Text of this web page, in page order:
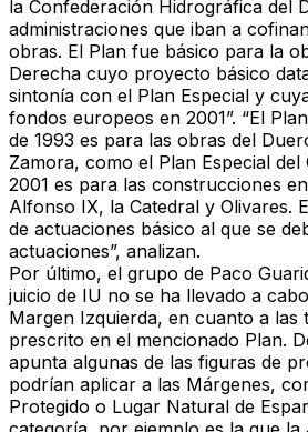
la Confederación Hidrográfica del
administraciones que iban a
obras. El Plan fue básico para la
Derecha cuyo proyecto básico
sintonía con el Plan Especial y
fondos europeos en 2001”. “El
de 1993 es para las obras del
Zamora, como el Plan Especial
2001 es para las construcciones
Alfonso IX, la Catedral y Olivares.
de actuaciones básico al que se
actuaciones”, analizan.
Por último, el grupo de Paco
juicio de IU no se ha llevado a
Margen Izquierda, en cuanto a las
prescrito en el mencionado Plan.
apunta algunas de las figuras de
podrían aplicar a las Márgenes,
Protegido o Lugar Natural de